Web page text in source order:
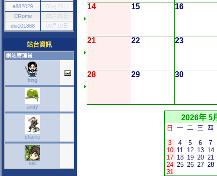
a882029
03月23日
CRome
03月21日
dio101868
03月19日
站台資訊
網站管理員
bing
andy
charlie
neil
14 15 16
21 22 23
28 29 30
2026年 5
日 一 二 三 四
3 4 5 6
7
10 11 12 13 14
17 18 19 20 21
24 25 26 27 28
31